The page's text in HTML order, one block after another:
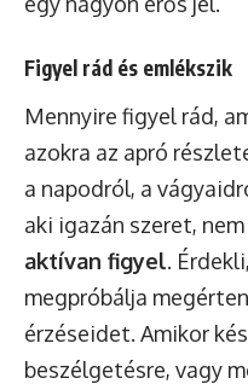
Figyel rád és emlékszik
Mennyire figyel rád,
azokra az apró
a napodról, a
aki igazán szeret,
aktívan figyel.
megpróbálja
érzéseidet. Amikor
beszélgetésre, vagy